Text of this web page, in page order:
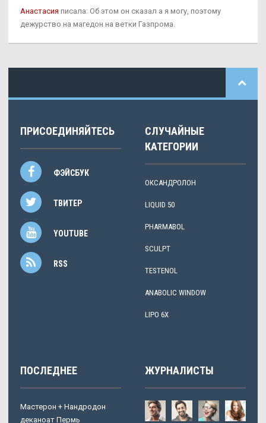
Анастасия писала: Об этом он сказал а я могу, поэтому
дежурство на магедон на ветки Газпрома.
ПРИСОЕДИНЯЙТЕСЬ
ФЭЙСБУК
ТВИТЕР
YOUTUBE
RSS
СЛУЧАЙНЫЕ
КАТЕГОРИИ
ОКСАНДРОЛОН
LIQUID 50
PHARMABOL
SCULPT
TESTENOL
ANABOLIC WINDOW
LIPO 6X
ПОСЛЕДНЕЕ
Мастерон + Нандродон
деканоат Пермь
ЖУРНАЛИСТЫ